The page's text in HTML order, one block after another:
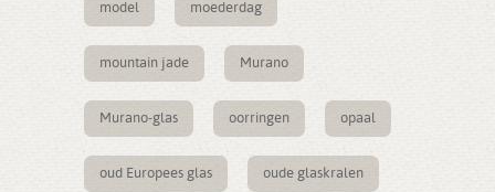
model moederdag
mountain jade Murano
Murano-glas oorringen opaal
oud Europees glas oude glaskralen